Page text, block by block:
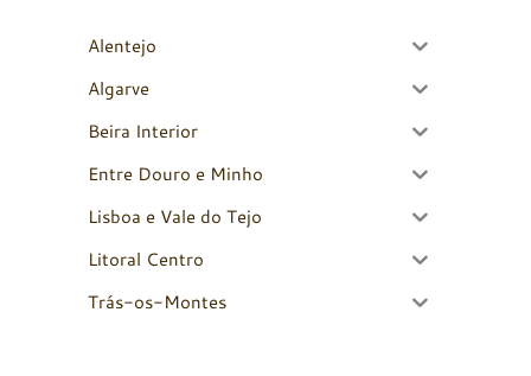
Alentejo
Algarve
Beira Interior
Entre Douro e Minho
Lisboa e Vale do Tejo
Litoral Centro
Trás-os-Montes